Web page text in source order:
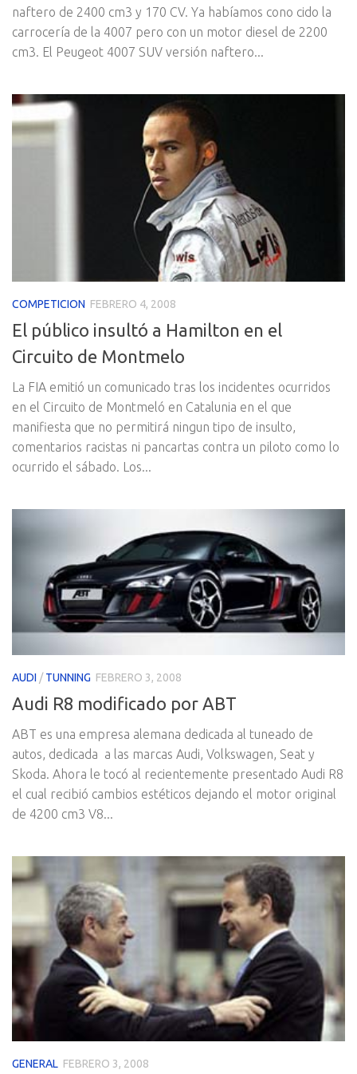
naftero de 2400 cm3 y 170 CV. Ya habí­amos cono cido la
carrocerí­a de la 4007 pero con un motor diesel de 2200
cm3. El Peugeot 4007 SUV versión naftero...
COMPETICION FEBRERO 4, 2008
El público insultó a Hamilton en el
Circuito de Montmelo
La FIA emitió un comunicado tras los incidentes ocurridos
en el Circuito de Montmeló en Catalunia en el que
manifiesta que no permitirá ningun tipo de insulto,
comentarios racistas ni pancartas contra un piloto como lo
ocurrido el sábado. Los...
AUDI /TUNNING FEBRERO 3, 2008
Audi R8 modificado por ABT
ABT es una empresa alemana dedicada al tuneado de
autos, dedicada a las marcas Audi, Volkswagen, Seat y
Skoda. Ahora le tocó al recientemente presentado Audi R8
el cual recibió cambios estéticos dejando el motor original
de 4200 cm3 V8...
GENERAL FEBRERO 3, 2008